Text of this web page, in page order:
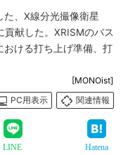
た、X線分光撮像衛星
貢献した。XRISMのバス
ける打ち上げ準備、打
[MONOist]
PC用表示
関連情報
LINE Hatena